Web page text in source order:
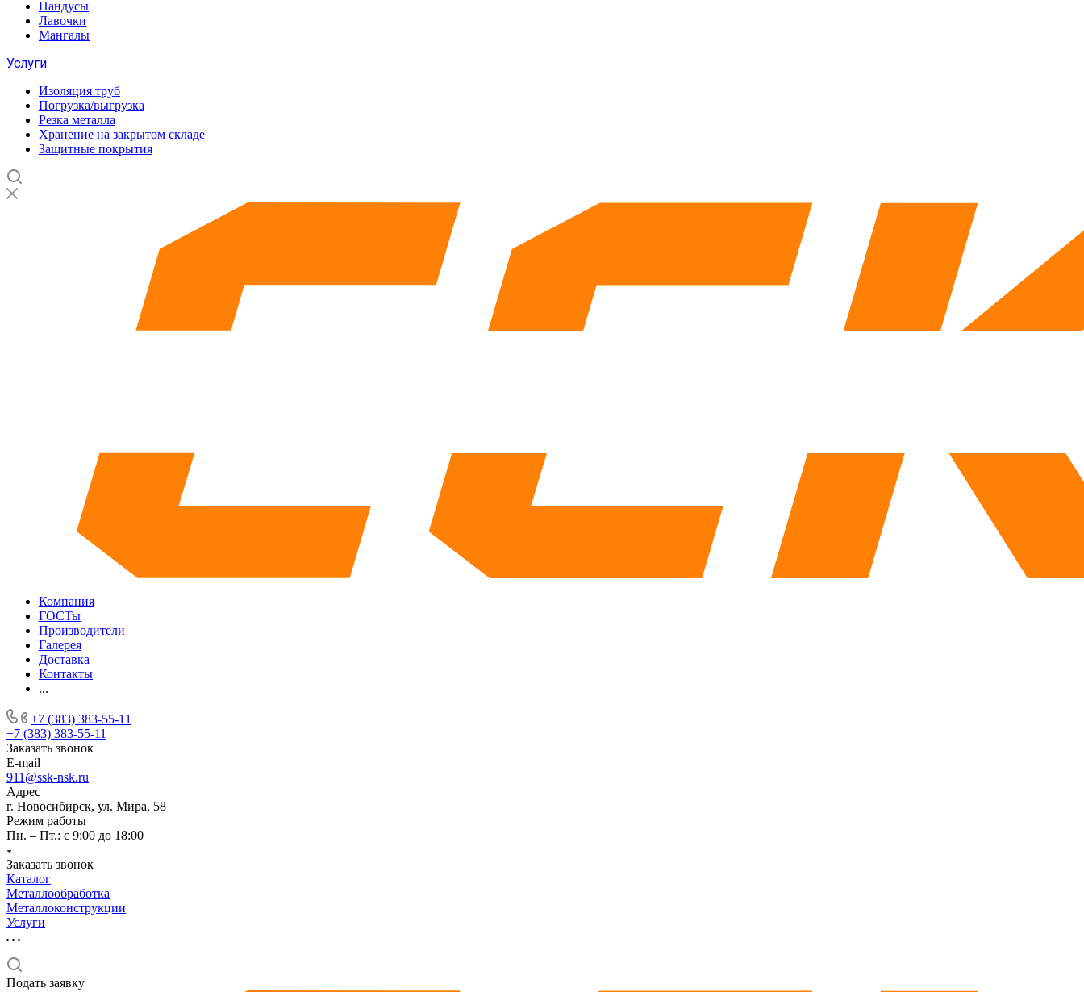
Пандусы
Лавочки
Мангалы
Услуги
Изоляция труб
Погрузка/выгрузка
Резка металла
Хранение на закрытом складе
Защитные покрытия
Компания
ГОСТы
Производители
Галерея
Доставка
Контакты
...
+7 (383) 383-55-11
+7 (383) 383-55-11
Заказать звонок
E-mail
911@ssk-nsk.ru
Адрес
г. Новосибирск, ул. Мира, 58
Режим работы
Пн. – Пт.: с 9:00 до 18:00
Заказать звонок
Каталог
Металлообработка
Металлоконструкции
Услуги
Подать заявку